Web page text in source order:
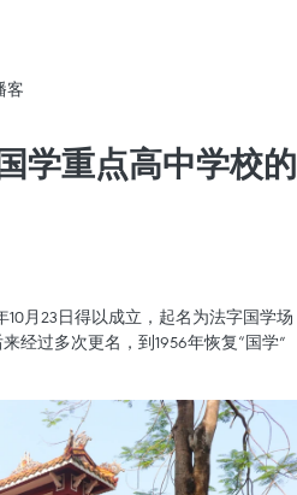
客
学重点高中学校的
10月23日得以成立，起名为法字国学场
来经过多次更名，到1956年恢复“国学”